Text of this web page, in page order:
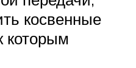
косвенные
которым